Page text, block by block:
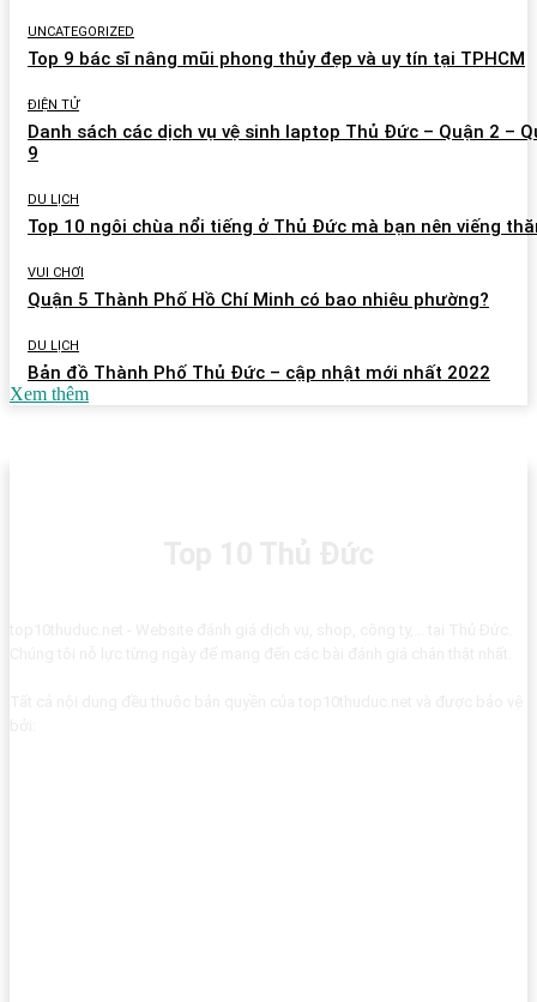
UNCATEGORIZED
Top 9 bác sĩ nâng mũi phong thủy đẹp và uy tín tại TPHCM
ĐIỆN TỬ
Danh sách các dịch vụ vệ sinh laptop Thủ Đức – Quận 2 –
9
DU LỊCH
Top 10 ngôi chùa nổi tiếng ở Thủ Đức mà bạn nên viếng
VUI CHƠI
Quận 5 Thành Phố Hồ Chí Minh có bao nhiêu phường?
DU LỊCH
Bản đồ Thành Phố Thủ Đức – cập nhật mới nhất 2022
Xem thêm